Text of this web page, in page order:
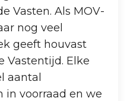
Vasten. Als MOV-
nog veel
geeft houvast
Vastentijd. Elke
aantal
in voorraad en we